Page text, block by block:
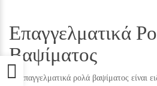
Επαγγελματικά
Βαψίματος
Τα επαγγελματικά ρολά βαψίματος είναι
Προσβασιμότητα